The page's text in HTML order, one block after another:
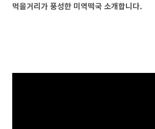
먹을거리가 풍성한 미역떡국 소개합니다.